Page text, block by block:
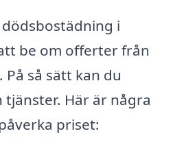
i
be om offerter från
så sätt kan du
Här är några
priset: